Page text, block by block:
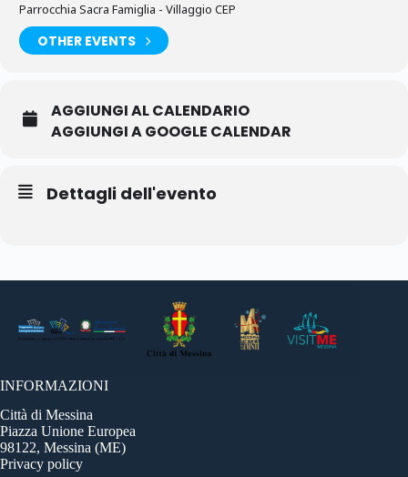
Parrocchia Sacra Famiglia - Villaggio CEP
OTHER EVENTS
AGGIUNGI AL CALENDARIO
AGGIUNGI A GOOGLE CALENDAR
Dettagli dell'evento
INFORMAZIONI
Città di Messina
Piazza Unione Europea
98122, Messina (ME)
Privacy policy